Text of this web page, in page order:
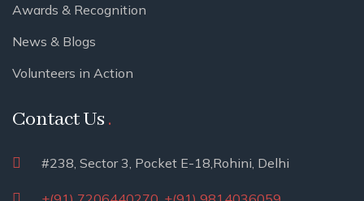
Awards & Recognition
News & Blogs
Volunteers in Action
Contact Us
#238, Sector 3, Pocket E-18,Rohini, Delhi